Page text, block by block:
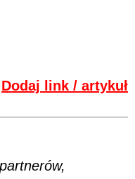
Dodaj link / artykuł